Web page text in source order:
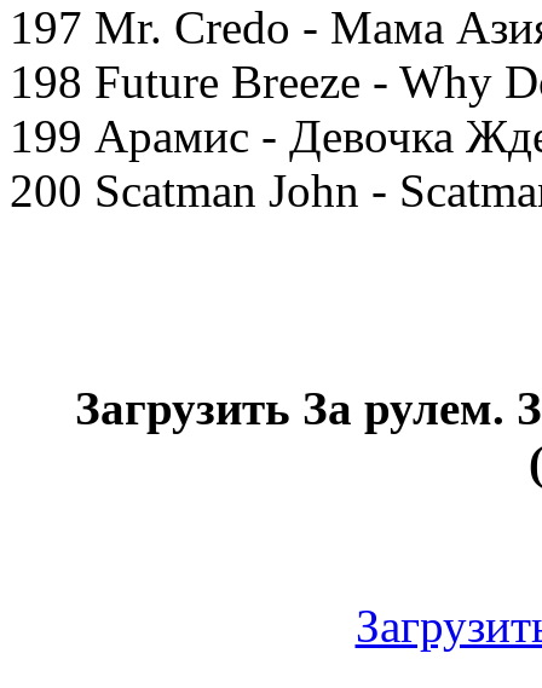
197 Mr. Credo - Мама
198 Future Breeze - Why
199 Арамис - Девочка
200 Scatman John -
Загрузить За рулем.